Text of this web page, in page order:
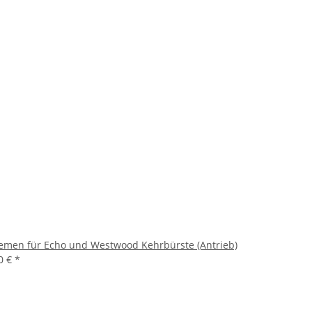
für Echo und Westwood Kehrbürste (Antrieb)
€ *